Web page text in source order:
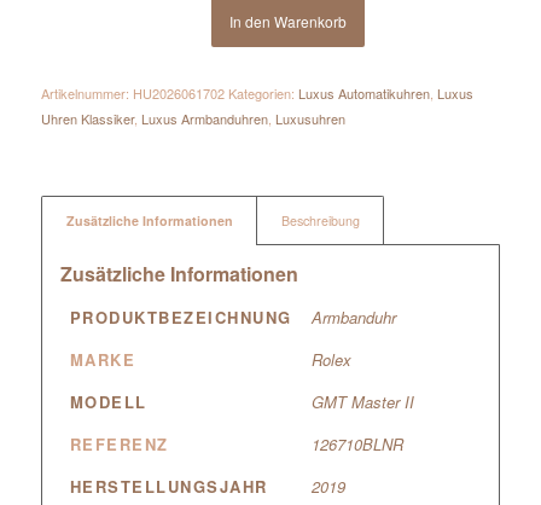
In den Warenkorb
Artikelnummer: HU2026061702 Kategorien: Luxus Automatikuhren, Luxus
Uhren Klassiker, Luxus Armbanduhren, Luxusuhren
Zusätzliche Informationen Beschreibung
Zusätzliche Informationen
PRODUKTBEZEICHNUNG
Armbanduhr
MARKE
Rolex
MODELL
GMT Master II
REFERENZ
126710BLNR
HERSTELLUNGSJAHR
2019